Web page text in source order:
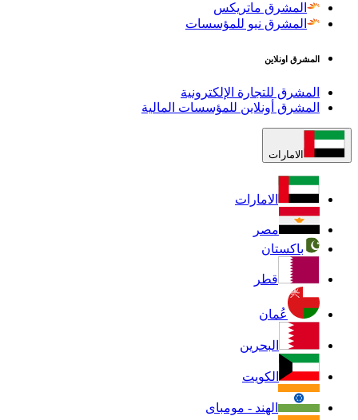
المشرق ماتريكس
المشرق نيو للمؤسسات
المشرق اونلاين
المشرق للتجارة الإلكترونية
المشرق أونلاين للمؤسسات المالية
الامارات
الامارات
مصر
باكستان
قطر
عُمان
البحرين
الكويت
الهند - مومباى